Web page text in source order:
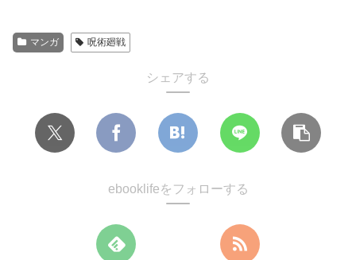
マンガ 呪術廻戦
シェアする
ebooklifeをフォローする